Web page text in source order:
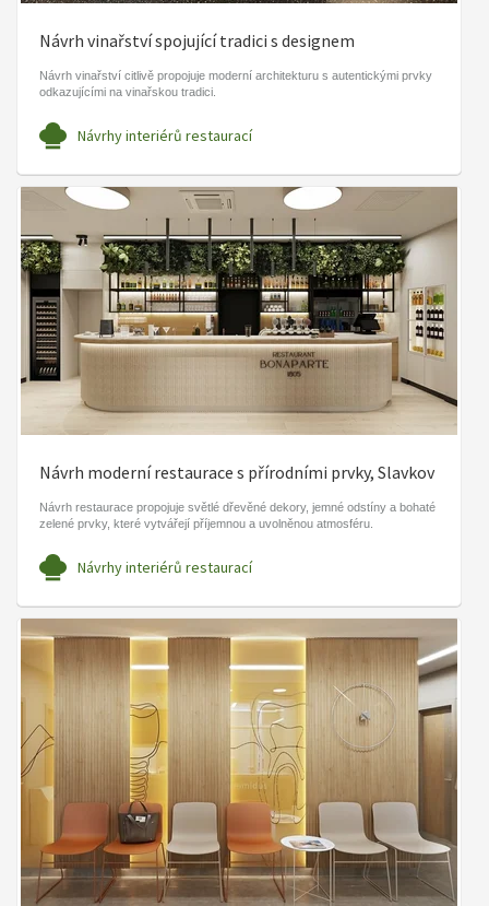
Návrh vinařství spojující tradici s designem
Návrh vinařství citlivě propojuje moderní architekturu s autentickými prvky
odkazujícími na vinařskou tradici.
Návrhy interiérů restaurací
Návrh moderní restaurace s přírodními prvky, Slavkov
Návrh restaurace propojuje světlé dřevěné dekory, jemné odstíny a bohaté
zelené prvky, které vytvářejí příjemnou a uvolněnou atmosféru.
Návrhy interiérů restaurací